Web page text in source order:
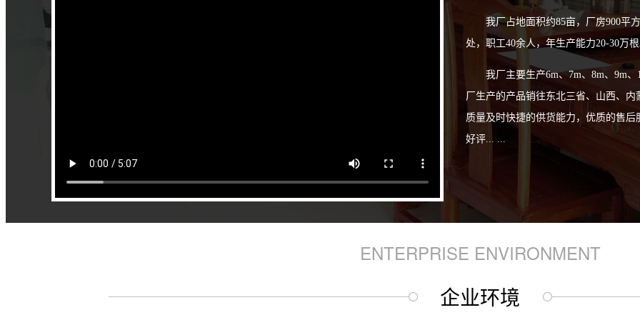
我厂占地面积约85亩，厂房900平
处，职工40余人，年生产能力20-30万
我厂主要生产6m、7m、8m、9m
厂生产的产品销往东北三省、山西、
质量及时快捷的供货能力，优质的售
好评... ...
ENTERPRISE ENVIRONMENT
企业环境